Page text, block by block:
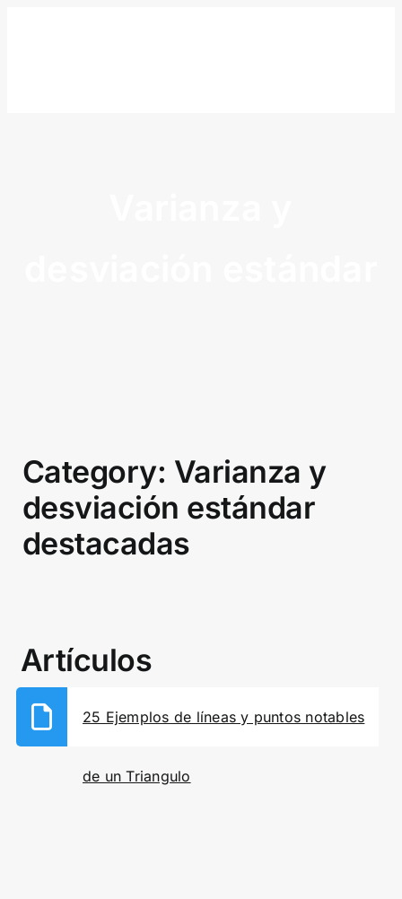
Category: Varianza y
desviación estándar
destacadas
Artículos
25 Ejemplos de líneas y puntos notables
de un Triangulo